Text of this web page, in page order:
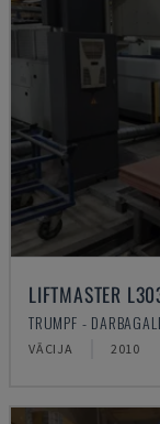
LIFTMASTER
TRUMPF -
VĀCIJA 2010